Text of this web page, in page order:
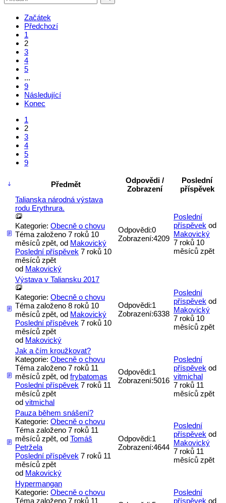
Začátek
Předchozí
1
2
3
4
5
...
9
Následující
Konec
1
2
3
4
5
9
Předmět
Odpovědi /
Zobrazení
Poslední
příspěvek
Talianska národná výstava
rodu Erythrura.
Kategorie: Obecně o chovu
Téma založeno 7 roků 10
měsíců zpět, od Makovický
Poslední příspěvek 7 roků 10
měsíců zpět
od Makovický
Odpovědi:0
Zobrazení:4209
Poslední
příspěvek od
Makovický
7 roků 10
měsíců zpět
Výstava v Taliansku 2017
Kategorie: Obecně o chovu
Téma založeno 8 roků 10
měsíců zpět, od Makovický
Poslední příspěvek 7 roků 10
měsíců zpět
od Makovický
Odpovědi:1
Zobrazení:6338
Poslední
příspěvek od
Makovický
7 roků 10
měsíců zpět
Jak a čím kroužkovat?
Kategorie: Obecně o chovu
Téma založeno 7 roků 11
měsíců zpět, od frybatomas
Poslední příspěvek 7 roků 11
měsíců zpět
od vitmichal
Odpovědi:1
Zobrazení:5016
Poslední
příspěvek od
vitmichal
7 roků 11
měsíců zpět
Pauza během snášení?
Kategorie: Obecně o chovu
Téma založeno 7 roků 11
měsíců zpět, od Tomáš
Petržela
Poslední příspěvek 7 roků 11
měsíců zpět
od Makovický
Odpovědi:1
Zobrazení:4644
Poslední
příspěvek od
Makovický
7 roků 11
měsíců zpět
Hypermangan
Kategorie: Obecně o chovu
Téma založeno 7 roků 11
Poslední
příspěvek od